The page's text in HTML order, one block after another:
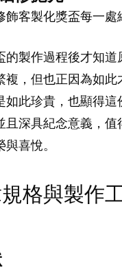
客製化獎盃每一處
的製作過程後才知道
複，但也正因為如此
如此珍貴，也顯得這
且深具紀念意義，值
喜悅。
格與製作